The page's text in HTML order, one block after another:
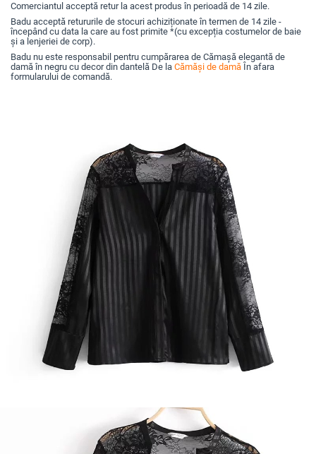
Comerciantul acceptă retur la acest produs în perioadă de 14 zile.
Badu acceptă retururile de stocuri achiziționate în termen de 14 zile -
începând cu data la care au fost primite *(cu excepția costumelor de baie
și a lenjeriei de corp).
Badu nu este responsabil pentru cumpărarea de Cămașă elegantă de
damă în negru cu decor din dantelă De la Cămăși de damă În afara
formularului de comandă.